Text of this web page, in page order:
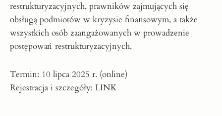
restrukturyzacyjnych, prawników zajmujących się
obsługą podmiotów w kryzysie finansowym, a także
wszystkich osób zaangażowanych w prowadzenie
postępowań restrukturyzacyjnych.
Termin: 10 lipca 2025 r. (online)
Rejestracja i szczegóły: LINK